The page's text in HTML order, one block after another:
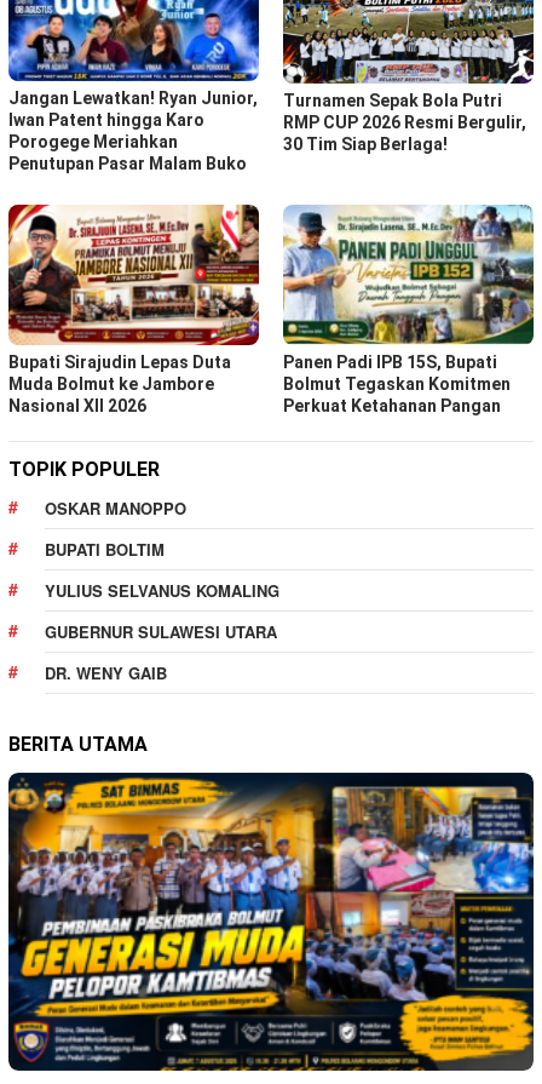
Jangan Lewatkan! Ryan Junior,
Iwan Patent hingga Karo
Porogege Meriahkan
Penutupan Pasar Malam Buko
Turnamen Sepak Bola Putri
RMP CUP 2026 Resmi Bergulir,
30 Tim Siap Berlaga!
Bupati Sirajudin Lepas Duta
Muda Bolmut ke Jambore
Nasional XII 2026
Panen Padi IPB 15S, Bupati
Bolmut Tegaskan Komitmen
Perkuat Ketahanan Pangan
TOPIK POPULER
OSKAR MANOPPO
BUPATI BOLTIM
YULIUS SELVANUS KOMALING
GUBERNUR SULAWESI UTARA
DR. WENY GAIB
BERITA UTAMA